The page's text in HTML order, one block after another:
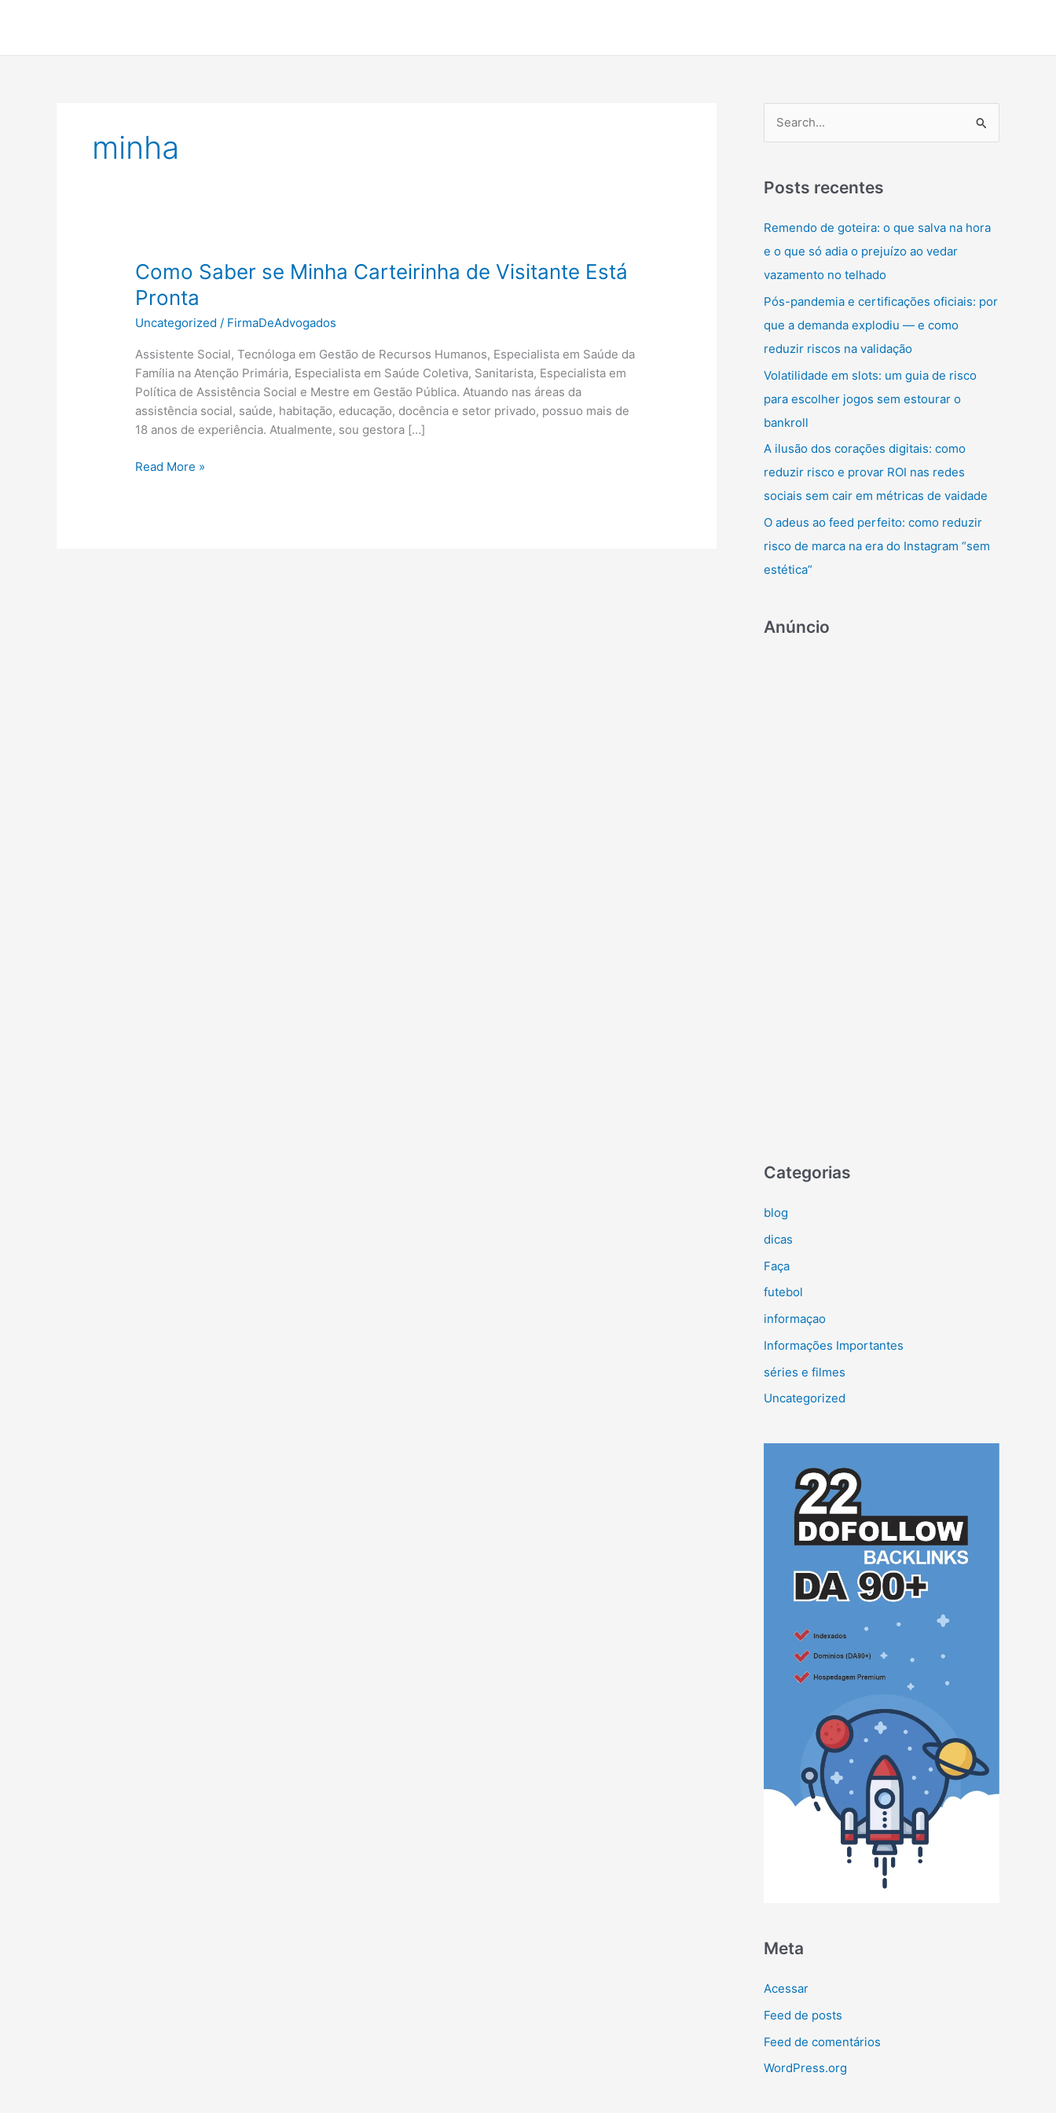
minha
Como Saber se Minha Carteirinha de Visitante Está
Pronta
Uncategorized / FirmaDeAdvogados
Assistente Social, Tecnóloga em Gestão de Recursos Humanos, Especialista em Saúde da
Família na Atenção Primária, Especialista em Saúde Coletiva, Sanitarista, Especialista em
Política de Assistência Social e Mestre em Gestão Pública. Atuando nas áreas da
assistência social, saúde, habitação, educação, docência e setor privado, possuo mais de
18 anos de experiência. Atualmente, sou gestora […]
Como
Read More »
q
i
s
a
r
p
o
r
:
Posts recentes
Remendo de goteira: o que salva na hora
e o que só adia o prejuízo ao vedar
vazamento no telhado
Pós-pandemia e certificações oficiais: por
que a demanda explodiu — e como
reduzir riscos na validação
Volatilidade em slots: um guia de risco
para escolher jogos sem estourar o
bankroll
A ilusão dos corações digitais: como
reduzir risco e provar ROI nas redes
sociais sem cair em métricas de vaidade
O adeus ao feed perfeito: como reduzir
risco de marca na era do Instagram “sem
estética”
Anúncio
Categorias
blog
dicas
Faça
futebol
informaçao
Informações Importantes
séries e filmes
Uncategorized
Meta
Acessar
Feed de posts
Feed de comentários
WordPress.org